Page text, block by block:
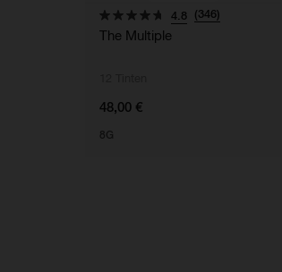
4.8 (346)
The Multiple
48,00 €
8G